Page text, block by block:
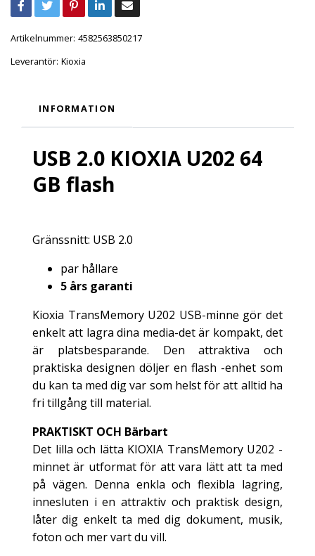
Artikelnummer: 4582563850217
Leverantör: Kioxia
INFORMATION
USB 2.0 KIOXIA U202 64
GB flash
Gränssnitt: USB 2.0
par hållare
5 års garanti
Kioxia TransMemory U202 USB-minne gör det
enkelt att lagra dina media-det är kompakt, det
är platsbesparande. Den attraktiva och
praktiska designen döljer en flash -enhet som
du kan ta med dig var som helst för att alltid ha
fri tillgång till material.
PRAKTISKT OCH Bärbart
Det lilla och lätta KIOXIA TransMemory U202 -
minnet är utformat för att vara lätt att ta med
på vägen. Denna enkla och flexibla lagring,
innesluten i en attraktiv och praktisk design,
låter dig enkelt ta med dig dokument, musik,
foton och mer vart du vill.